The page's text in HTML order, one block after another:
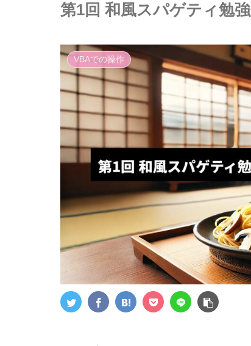
第1回 和風スパゲティ勉
VBAでの操作